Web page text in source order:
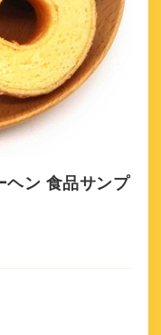
ヘン 食品サンプ